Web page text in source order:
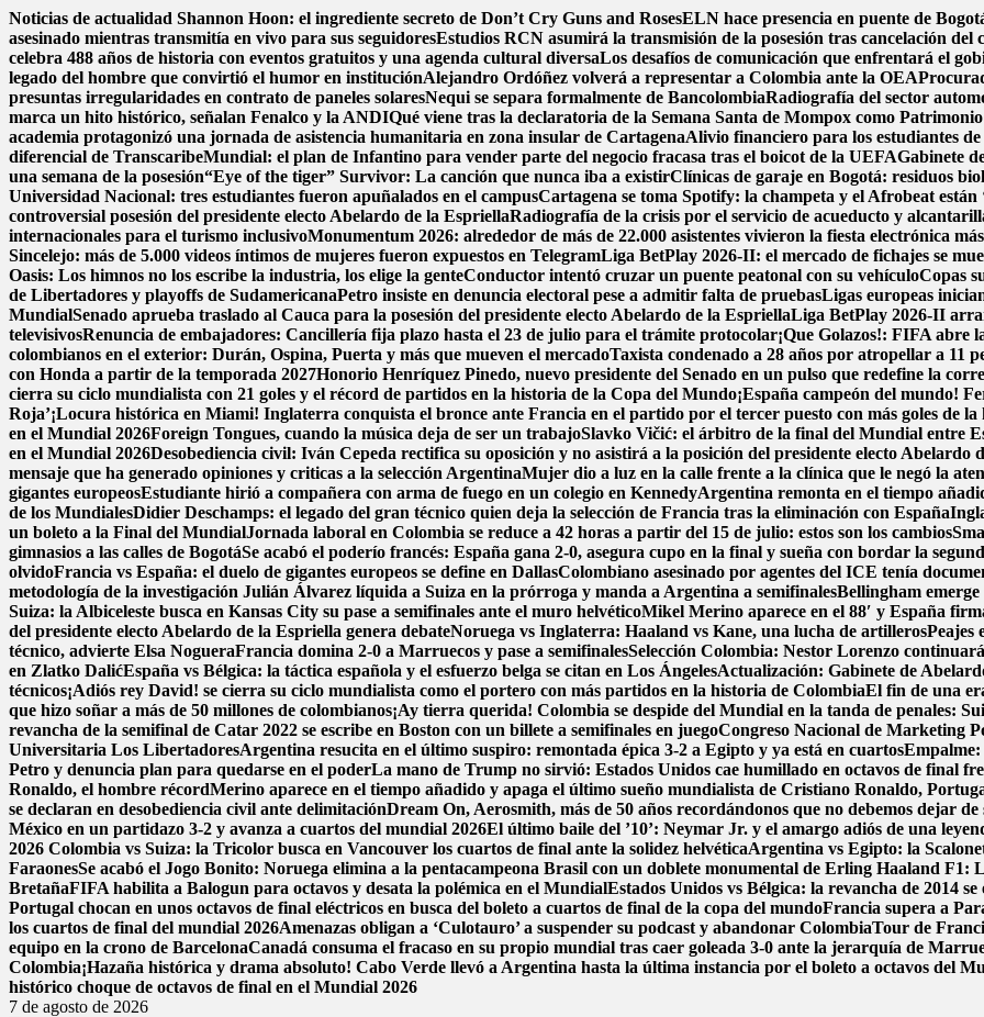
Saltar
al
contenido
Noticias de actualidad Shannon Hoon: el ingrediente secreto de Don’t Cry Guns and RosesELN hace presencia en puente de
asesinado mientras transmitía en vivo para sus seguidoresEstudios RCN asumirá la transmisión de la posesión tras cancelación
celebra 488 años de historia con eventos gratuitos y una agenda cultural diversaLos desafíos de comunicación que enfrentará el
legado del hombre que convirtió el humor en instituciónAlejandro Ordóñez volverá a representar a Colombia ante la OEA
presuntas irregularidades en contrato de paneles solaresNequi se separa formalmente de BancolombiaRadiografía del sector
marca un hito histórico, señalan Fenalco y la ANDIQué viene tras la declaratoria de la Semana Santa de Mompox como
academia protagonizó una jornada de asistencia humanitaria en zona insular de CartagenaAlivio financiero para los estudiantes
diferencial de TranscaribeMundial: el plan de Infantino para vender parte del negocio fracasa tras el boicot de la UEFAGabinete
una semana de la posesión“Eye of the tiger” Survivor: La canción que nunca iba a existirClínicas de garaje en Bogotá: residuos
Universidad Nacional: tres estudiantes fueron apuñalados en el campusCartagena se toma Spotify: la champeta y el Afrobeat están
controversial posesión del presidente electo Abelardo de la EspriellaRadiografía de la crisis por el servicio de acueducto y
internacionales para el turismo inclusivoMonumentum 2026: alrededor de más de 22.000 asistentes vivieron la fiesta electrónica
Sincelejo: más de 5.000 videos íntimos de mujeres fueron expuestos en TelegramLiga BetPlay 2026-II: el mercado de fichajes se
Oasis: Los himnos no los escribe la industria, los elige la genteConductor intentó cruzar un puente peatonal con su vehículoCopas
de Libertadores y playoffs de SudamericanaPetro insiste en denuncia electoral pese a admitir falta de pruebasLigas europeas
MundialSenado aprueba traslado al Cauca para la posesión del presidente electo Abelardo de la EspriellaLiga BetPlay 2026-II
televisivosRenuncia de embajadores: Cancillería fija plazo hasta el 23 de julio para el trámite protocolar¡Que Golazos!: FIFA abre
colombianos en el exterior: Durán, Ospina, Puerta y más que mueven el mercadoTaxista condenado a 28 años por atropellar a 11
con Honda a partir de la temporada 2027Honorio Henríquez Pinedo, nuevo presidente del Senado en un pulso que redefine la
cierra su ciclo mundialista con 21 goles y el récord de partidos en la historia de la Copa del Mundo¡España campeón del mundo!
Roja’¡Locura histórica en Miami! Inglaterra conquista el bronce ante Francia en el partido por el tercer puesto con más goles de
en el Mundial 2026Foreign Tongues, cuando la música deja de ser un trabajoSlavko Vičić: el árbitro de la final del Mundial entre
en el Mundial 2026Desobediencia civil: Iván Cepeda rectifica su oposición y no asistirá a la posición del presidente electo Abelardo
mensaje que ha generado opiniones y criticas a la selección ArgentinaMujer dio a luz en la calle frente a la clínica que le negó la
gigantes europeosEstudiante hirió a compañera con arma de fuego en un colegio en KennedyArgentina remonta en el tiempo
de los MundialesDidier Deschamps: el legado del gran técnico quien deja la selección de Francia tras la eliminación con España
un boleto a la Final del MundialJornada laboral en Colombia se reduce a 42 horas a partir del 15 de julio: estos son los cambios
gimnasios a las calles de BogotáSe acabó el poderío francés: España gana 2-0, asegura cupo en la final y sueña con bordar la
olvidoFrancia vs España: el duelo de gigantes europeos se define en DallasColombiano asesinado por agentes del ICE tenía
metodología de la investigación Julián Álvarez líquida a Suiza en la prórroga y manda a Argentina a semifinalesBellingham
Suiza: la Albiceleste busca en Kansas City su pase a semifinales ante el muro helvéticoMikel Merino aparece en el 88′ y España
del presidente electo Abelardo de la Espriella genera debateNoruega vs Inglaterra: Haaland vs Kane, una lucha de artillerosPeajes
técnico, advierte Elsa NogueraFrancia domina 2-0 a Marruecos y pase a semifinalesSelección Colombia: Nestor Lorenzo
en Zlatko DalićEspaña vs Bélgica: la táctica española y el esfuerzo belga se citan en Los ÁngelesActualización: Gabinete de
técnicos¡Adiós rey David! se cierra su ciclo mundialista como el portero con más partidos en la historia de ColombiaEl fin de una
que hizo soñar a más de 50 millones de colombianos¡Ay tierra querida! Colombia se despide del Mundial en la tanda de penales:
revancha de la semifinal de Catar 2022 se escribe en Boston con un billete a semifinales en juegoCongreso Nacional de Marketing
Universitaria Los LibertadoresArgentina resucita en el último suspiro: remontada épica 3-2 a Egipto y ya está en cuartosEmpalme:
Petro y denuncia plan para quedarse en el poderLa mano de Trump no sirvió: Estados Unidos cae humillado en octavos de final
Ronaldo, el hombre récordMerino aparece en el tiempo añadido y apaga el último sueño mundialista de Cristiano Ronaldo,
se declaran en desobediencia civil ante delimitaciónDream On, Aerosmith, más de 50 años recordándonos que no debemos dejar de
México en un partidazo 3-2 y avanza a cuartos del mundial 2026El último baile del ’10’: Neymar Jr. y el amargo adiós de una
2026 Colombia vs Suiza: la Tricolor busca en Vancouver los cuartos de final ante la solidez helvéticaArgentina vs Egipto: la
FaraonesSe acabó el Jogo Bonito: Noruega elimina a la pentacampeona Brasil con un doblete monumental de Erling Haaland F1:
BretañaFIFA habilita a Balogun para octavos y desata la polémica en el MundialEstados Unidos vs Bélgica: la revancha de 2014
Portugal chocan en unos octavos de final eléctricos en busca del boleto a cuartos de final de la copa del mundoFrancia supera a
los cuartos de final del mundial 2026Amenazas obligan a ‘Culotauro’ a suspender su podcast y abandonar ColombiaTour de
equipo en la crono de BarcelonaCanadá consuma el fracaso en su propio mundial tras caer goleada 3-0 ante la jerarquía de
Colombia¡Hazaña histórica y drama absoluto! Cabo Verde llevó a Argentina hasta la última instancia por el boleto a octavos del
histórico choque de octavos de final en el Mundial 2026
7 de agosto de 2026